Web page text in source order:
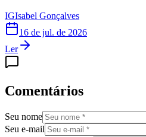
IGIsabel Gonçalves
16 de jul. de 2026
Ler
Comentários
Seu nome
Seu e-mail